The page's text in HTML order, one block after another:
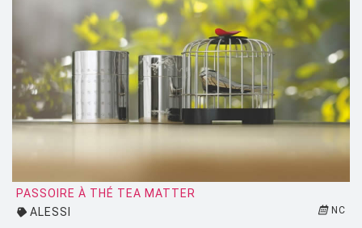
EGO PARIS
EMU
ESTABLISHED AND SONS
ETHNICRAFT
FATBOY
FERMOB
PASSOIRE À THÉ TEA MATTER
ALESSI
NC